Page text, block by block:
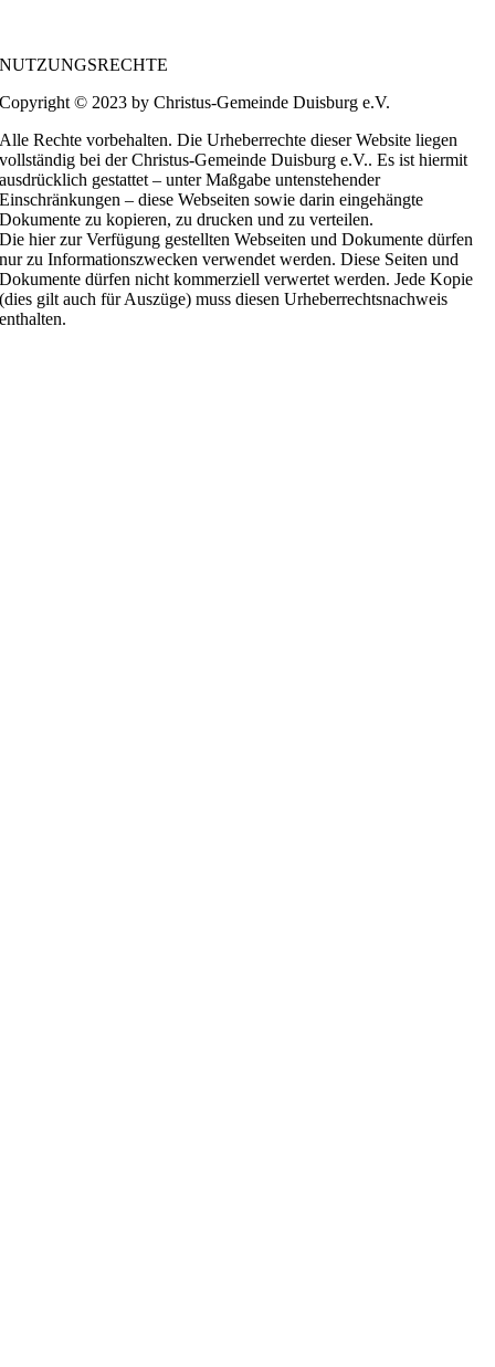
NUTZUNGSRECHTE
Copyright © 2023 by Christus-Gemeinde Duisburg e.V.
Alle Rechte vorbehalten. Die Urheberrechte dieser Website liegen
vollständig bei der Christus-Gemeinde Duisburg e.V.. Es ist hiermit
ausdrücklich gestattet – unter Maßgabe untenstehender
Einschränkungen – diese Webseiten sowie darin eingehängte
Dokumente zu kopieren, zu drucken und zu verteilen.
Die hier zur Verfügung gestellten Webseiten und Dokumente dürfen
nur zu Informationszwecken verwendet werden. Diese Seiten und
Dokumente dürfen nicht kommerziell verwertet werden. Jede Kopie
(dies gilt auch für Auszüge) muss diesen Urheberrechtsnachweis
enthalten.